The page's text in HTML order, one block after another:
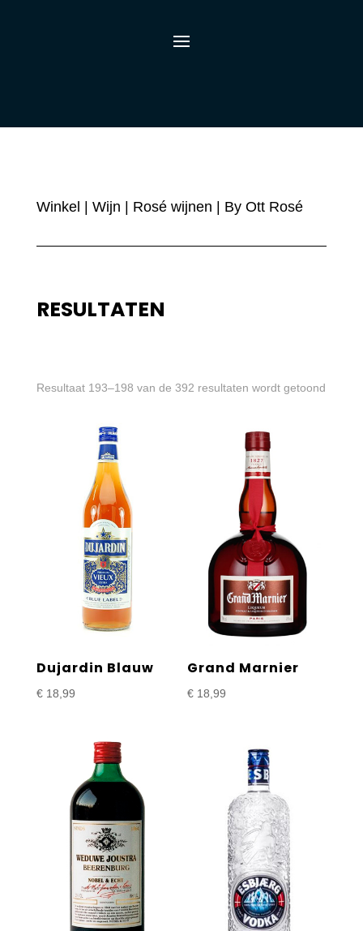
Winkel Wijn Rosé wijnen | By Ott Rosé
RESULTATEN
Resultaat 193–198 van de 392 resultaten wordt getoond
Dujardin Blauw
€18,99
Grand Marnier
€ 18,99